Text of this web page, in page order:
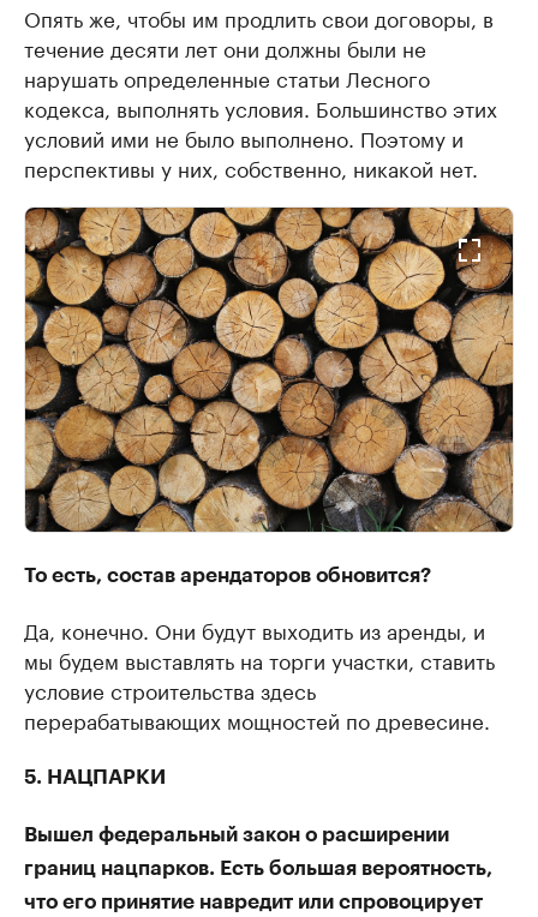
Опять же, чтобы им продлить свои договоры, в
течение десяти лет они должны были не
нарушать определенные статьи Лесного
кодекса, выполнять условия. Большинство этих
условий ими не было выполнено. Поэтому и
перспективы у них, собственно, никакой нет.
То есть, состав арендаторов обновится?
Да, конечно. Они будут выходить из аренды, и
мы будем выставлять на торги участки, ставить
условие строительства здесь
перерабатывающих мощностей по древесине.
5. НАЦПАРКИ
Вышел федеральный закон о расширении
границ нацпарков. Есть большая вероятность,
что его принятие навредит или спровоцирует